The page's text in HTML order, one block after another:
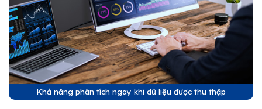
Khả năng phân tích ngay khi dữ liệu được thu thập